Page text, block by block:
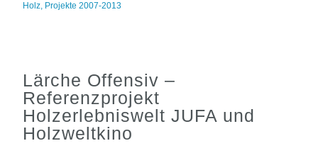
Holz, Projekte 2007-2013
Lärche Offensiv –
Referenzprojekt
Holzerlebniswelt JUFA und
Holzweltkino